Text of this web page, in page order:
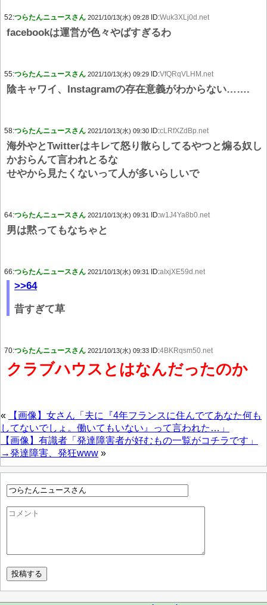
52:つらたんニュースさん 2021/10/13(水) 09:28 ID:Wuk3XLj0d.net
facebookは運営が色々やばすぎるわ
55:つらたんニュースさん 2021/10/13(水) 09:29 ID:VfQRqVLHM.net
陰キャワイ、Instagramの存在意義がわからない…….
58:つらたんニュースさん 2021/10/13(水) 09:30 ID:cLRfXZdBp.net
海外やとTwitterはキレて怒り散らしてるやつと煽る奴し
かおらんて言われとるな
せやから見たくないって人が多いらしいで
64:つらたんニュースさん 2021/10/13(水) 09:31 ID:w1J4Ya8b0.net
男は黙ってもなちゃと
66:つらたんニュースさん 2021/10/13(水) 09:31 ID:aIxjXE59d.net
>>64
昔すぎて草
70:つらたんニュースさん 2021/10/13(水) 09:33 ID:4BKRqsm50.net
クラブハウスとはなんだったのか
«
【画像】女さん「夫に『4年フランスに住んでてあなた何も
してないでしょ。働いてもいない』って言われた…」
【画像】有識者「発達障害者が好むもの一覧がコチラです」
→発達障害、発狂www »